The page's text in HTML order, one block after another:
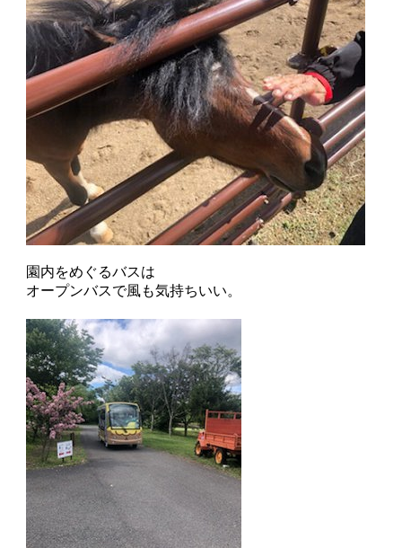
園内をめぐるバスは
オープンバスで風も気持ちいい。